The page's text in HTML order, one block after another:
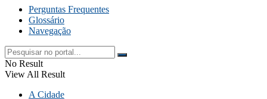
Perguntas Frequentes
Glossário
Navegação
No Result
View All Result
A Cidade